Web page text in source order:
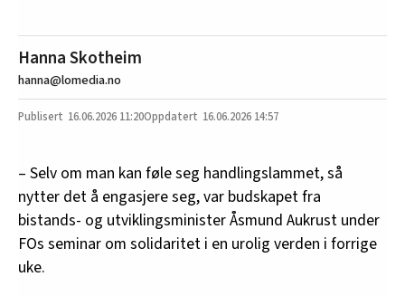
Hanna Skotheim
hanna@lomedia.no
16.06.2026 11:20 16.06.2026 14:57
– Selv om man kan føle seg handlingslammet, så
nytter det å engasjere seg, var budskapet fra
bistands- og utviklingsminister Åsmund Aukrust under
FOs seminar om solidaritet i en urolig verden i forrige
uke.